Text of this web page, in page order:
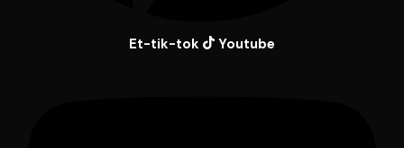
Et-tik-tok Youtube